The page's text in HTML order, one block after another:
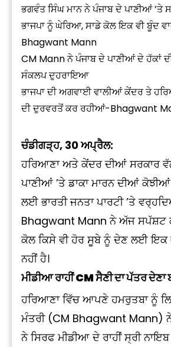
ਭਗਵੰਤ ਸਿੰਘ ਮਾਨ ਨੇ ਪੰਜਾਬ ਦੇ ਪਾਣੀਆਂ ’ਤੇ
ਭਾਜਪਾ ਨੂੰ ਘੇਰਿਆ, ਸਾਡੇ ਕੋਲ ਇਕ ਵੀ ਬੂੰਦ
Bhagwant Mann
CM Mann ਨੇ ਪੰਜਾਬ ਦੇ ਪਾਣੀਆਂ ਦੇ ਹੱਕਾਂ
ਸੰਕਲਪ ਦੁਹਰਾਇਆ
ਭਾਜਪਾ ਦੀ ਅਗਵਾਈ ਵਾਲੀਆਂ ਕੇਂਦਰ ਤੇ
ਦੀ ਦੁਰਵਰਤੋਂ ਕਰ ਰਹੀਆਂ-Bhagwant
ਚੰਡੀਗੜ੍ਹ, 30 ਅਪ੍ਰੈਲ:
ਹਰਿਆਣਾ ਅਤੇ ਕੇਂਦਰ ਦੀਆਂ ਸਰਕਾਰ
ਪਾਣੀਆਂ ’ਤੇ ਡਾਕਾ ਮਾਰਨ ਦੀਆਂ
ਲਈ ਭਾਰਤੀ ਜਨਤਾ ਪਾਰਟੀ ’ਤੇ
Bhagwant Mann ਨੇ ਅੱਜ ਸਪੱਸ਼ਟ
ਕੋਲ ਕਿਸੇ ਵੀ ਹੋਰ ਸੂਬੇ ਨੂੰ ਦੇਣ ਲਈ ਇਕ
ਨਹੀਂ ਹੈ।
ਮੀਡੀਆ ਰਾਹੀਂ CM ਸੈਣੀ ਦਾ ਪੱਤਰ
ਹਰਿਆਣਾ ਵਿੱਚ ਆਪਣੇ ਹਮਰੁਤਬਾ ਨੂੰ
ਮੰਤਰੀ (CM Bhagwant Mann) ਨੇ
ਨੇ ਸਿਰਫ ਮੀਡੀਆ ਦੇ ਰਾਹੀਂ ਸ੍ਰੀ